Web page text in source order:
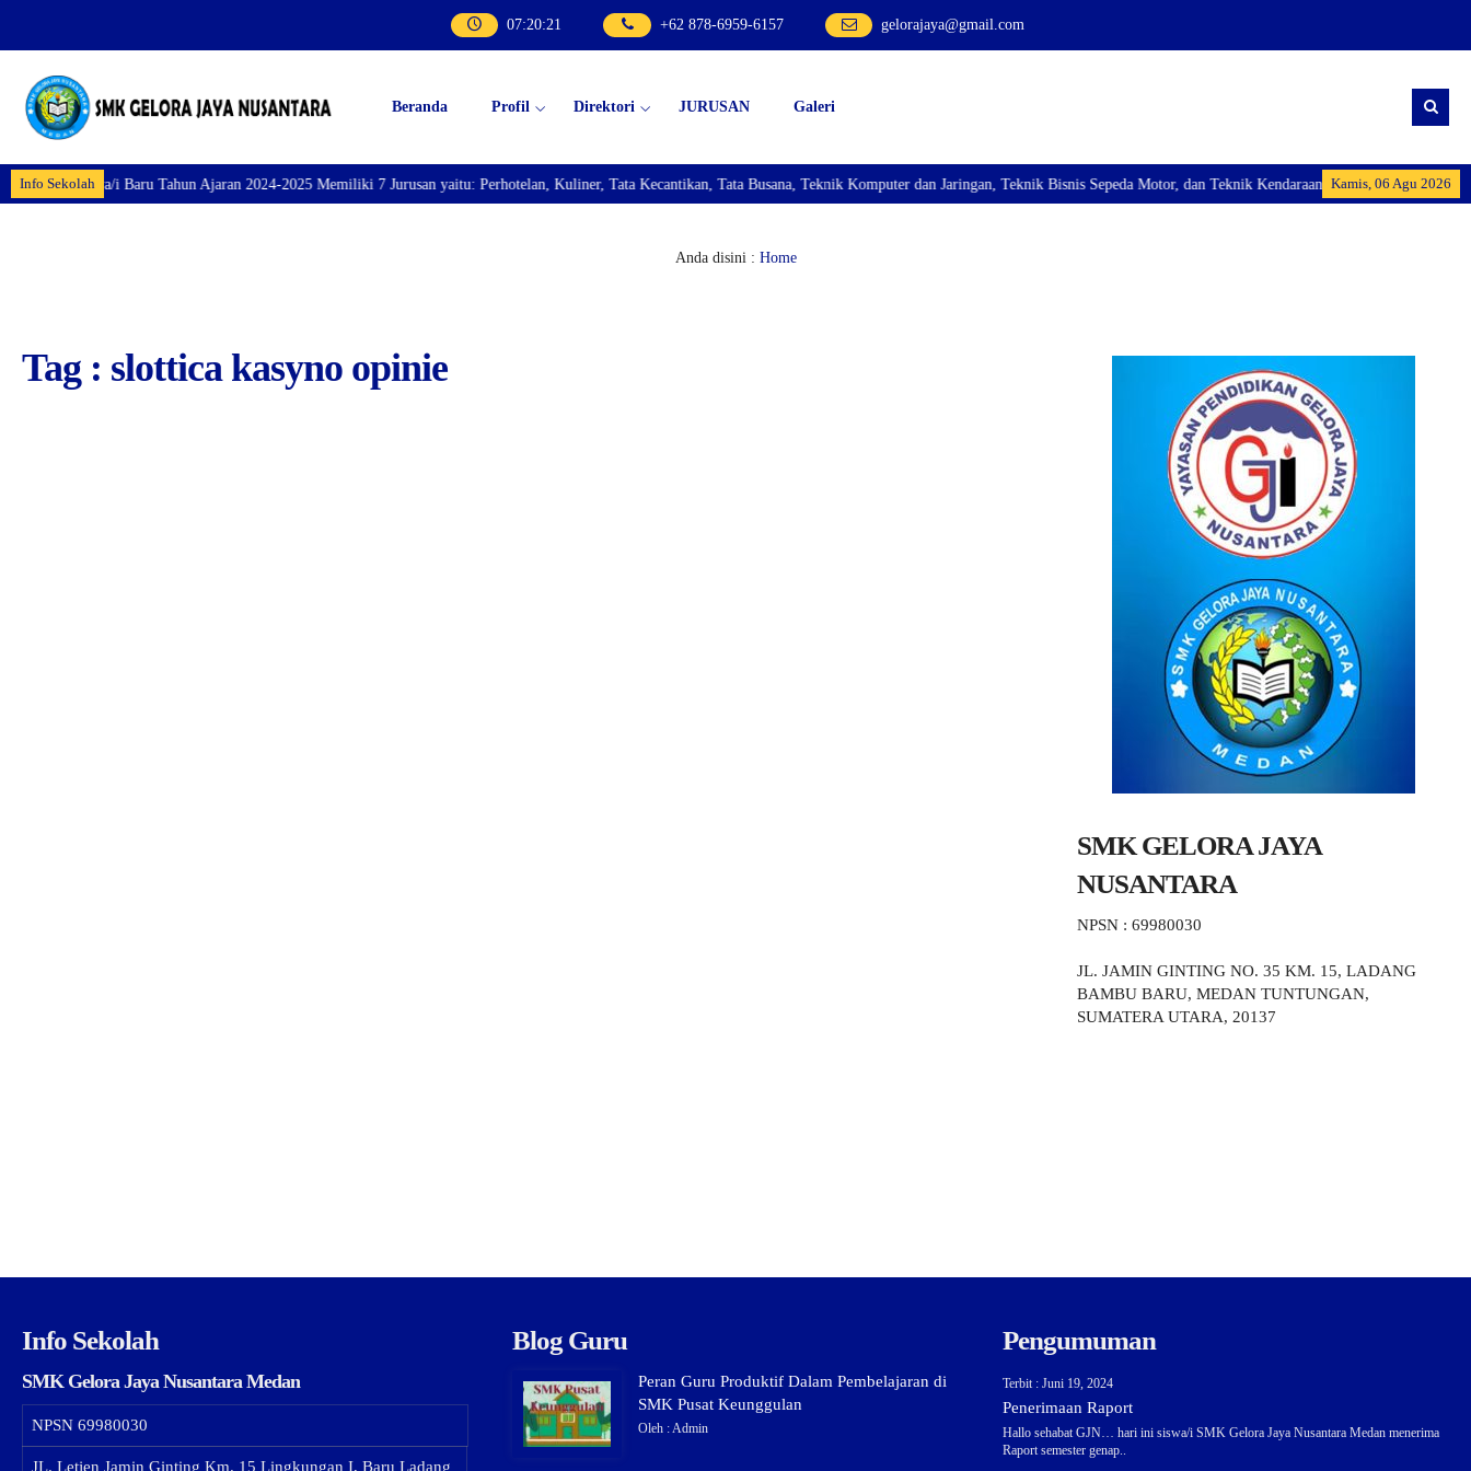
07:20:22 +62 878-6959-6157 gelorajaya@gmail.com
Beranda Profil Direktori JURUSAN Galeri
Info Sekolah Kamis, 06 Agu 2026
Siswa/i Baru Tahun Ajaran 2024-2025 Memiliki 7 Jurusan yaitu: Perhotelan, Kuliner, Tata Kecantikan, Tata Busana, Teknik Komputer dan Jaringan, Teknik Bisnis Sepeda Motor, dan Teknik Kendaraan Ringan Dan membuka
Anda disini : Home
Tag : slottica kasyno opinie
SMK GELORA JAYA
NUSANTARA
NPSN : 69980030
JL. JAMIN GINTING NO. 35 KM. 15, LADANG
BAMBU BARU, MEDAN TUNTUNGAN,
SUMATERA UTARA, 20137
Info Sekolah
SMK Gelora Jaya Nusantara Medan
NPSN 69980030
JL. Letjen Jamin Ginting Km. 15 Lingkungan I, Baru Ladang
Blog Guru
Peran Guru Produktif Dalam Pembelajaran di
SMK Pusat Keunggulan
Oleh : Admin
Pengumuman
Terbit : Juni 19, 2024
Penerimaan Raport
Hallo sehabat GJN… hari ini siswa/i SMK Gelora Jaya Nusantara Medan menerima
Raport semester genap..